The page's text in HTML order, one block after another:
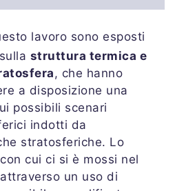
lavoro sono esposti
struttura termica e
, che hanno
a disposizione una
possibili scenari
indotti da
stratosferiche. Lo
cui ci si è mossi nel
un uso di